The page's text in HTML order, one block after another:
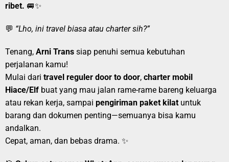
ribet. 🚐✨
💬 “Lho, ini travel biasa atau charter sih?”
Tenang, Arni Trans siap penuhi semua kebutuhan
perjalanan kamu!
Mulai dari travel reguler door to door, charter mobil
Hiace/Elf buat yang mau jalan rame-rame bareng keluarga
atau rekan kerja, sampai pengiriman paket kilat untuk
barang dan dokumen penting—semuanya bisa kamu
andalkan.
Cepat, aman, dan bebas drama. ✨